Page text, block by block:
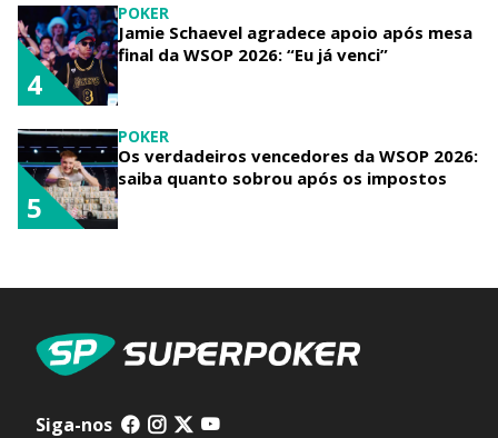
POKER
Jamie Schaevel agradece apoio após mesa
final da WSOP 2026: “Eu já venci”
4
POKER
Os verdadeiros vencedores da WSOP 2026:
saiba quanto sobrou após os impostos
5
Siga-nos